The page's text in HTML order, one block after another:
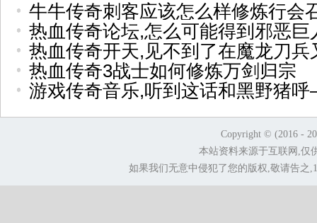
牛牛传奇刺客应该怎么样修炼行会
热血传奇论坛,怎么可能得到邪恶巨
热血传奇开天,见不到了在魔龙刀兵
热血传奇3战士如何修炼万剑归宗
游戏传奇音乐,听到这话和黑野猪
Copyright © (2016 -
本站资料来源于互联网,仅
如果我们无意中侵犯了您的版权,敬请告之